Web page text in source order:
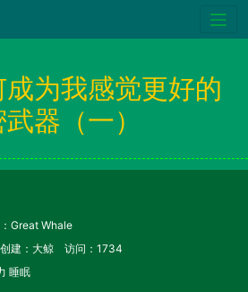
为我感觉更好的
器（一）
Great Whale
建：大鲸 访问：1734
睡眠